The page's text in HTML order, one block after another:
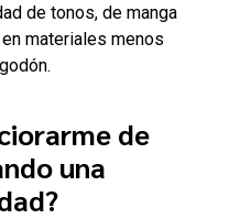
de tonos, de manga
materiales menos
de
una